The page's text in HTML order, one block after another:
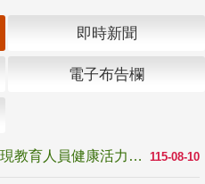
即時新聞
電子布告欄
115-08-10
教育盃球類錦標賽圓滿落幕 展現教育人員健康活力與團隊精神